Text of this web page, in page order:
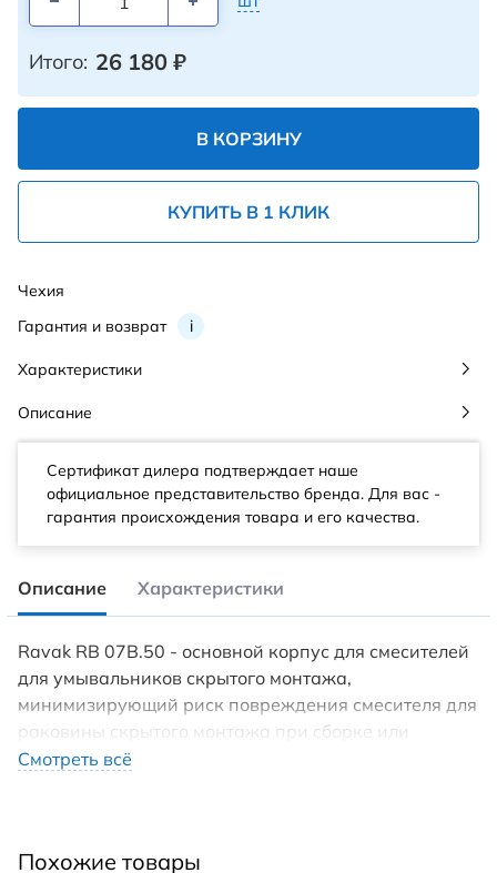
Итого: 26 180 ₽
В КОРЗИНУ
КУПИТЬ В 1 КЛИК
Гарантия и возврат i
Чехия
Характеристики
Описание
Сертификат дилера подтверждает наше
официальное представительство бренда. Для вас -
гарантия происхождения товара и его качества.
Описание Характеристики
Ravak RB 07B.50 - основной корпус для смесителей
для умывальников скрытого монтажа,
минимизирующий риск повреждения смесителя для
раковины скрытого монтажа при сборке или
неправильной установки. Установка с базовым
при встраивании в стену и в то же время упрощает
Смотреть всё
Похожие товары